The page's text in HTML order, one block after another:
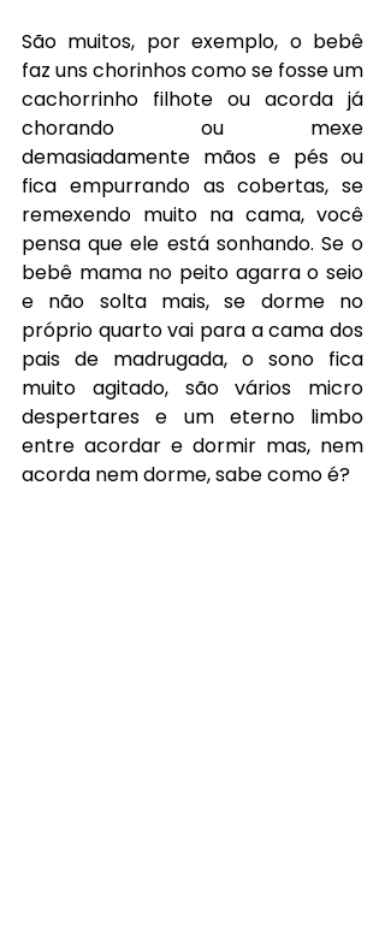
São muitos, por exemplo, o bebê
faz uns chorinhos como se fosse um
cachorrinho filhote ou acorda já
chorando ou mexe
demasiadamente mãos e pés ou
fica empurrando as cobertas, se
remexendo muito na cama, você
pensa que ele está sonhando. Se o
bebê mama no peito agarra o seio
e não solta mais, se dorme no
próprio quarto vai para a cama dos
pais de madrugada, o sono fica
muito agitado, são vários micro
despertares e um eterno limbo
entre acordar e dormir mas, nem
acorda nem dorme, sabe como é?